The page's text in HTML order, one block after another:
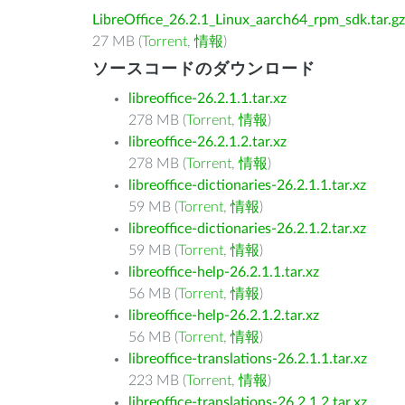
LibreOffice_26.2.1_Linux_aarch64_rpm_sdk.tar.gz
27 MB (Torrent,情報)
ソースコードのダウンロード
libreoffice-26.2.1.1.tar.xz
278 MB (Torrent,情報)
libreoffice-26.2.1.2.tar.xz
278 MB (Torrent,情報)
libreoffice-dictionaries-26.2.1.1.tar.xz
59 MB (Torrent,情報)
libreoffice-dictionaries-26.2.1.2.tar.xz
59 MB (Torrent,情報)
libreoffice-help-26.2.1.1.tar.xz
56 MB (Torrent,情報)
libreoffice-help-26.2.1.2.tar.xz
56 MB (Torrent,情報)
libreoffice-translations-26.2.1.1.tar.xz
223 MB (Torrent,情報)